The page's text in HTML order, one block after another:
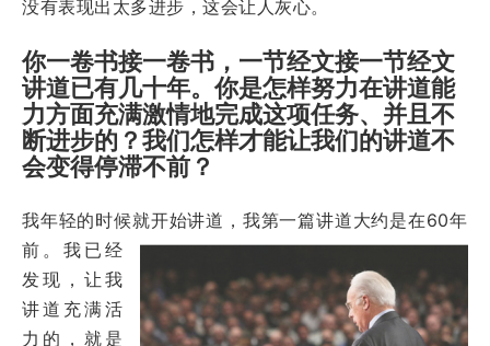
没有表现出太多进步，这会让人灰心。
你一卷书接一卷书，一节经文接一节经文
讲道已有几十年。你是怎样努力在讲道能
力方面充满激情地完成这项任务、并且不
断进步的？我们怎样才能让我们的讲道不
会变得停滞不前？
我年轻的时候就开始讲道 ，我第一篇讲道大约是在60年
前。我已经
发现，让我
讲道充满活
力的，就是